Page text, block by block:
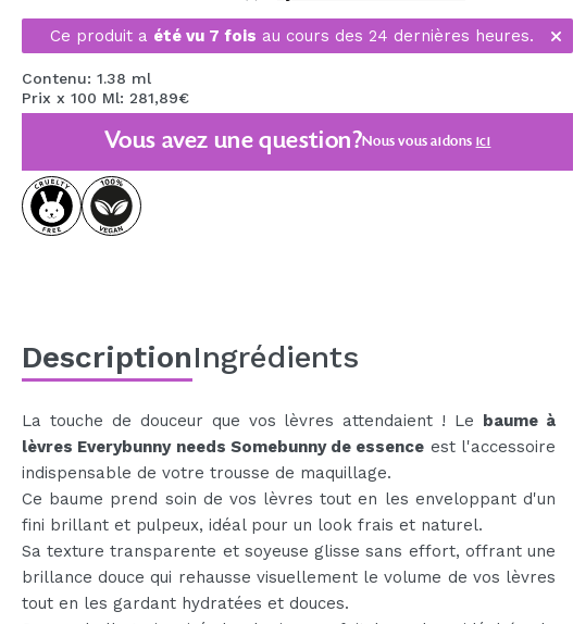
MAQUIFARMA
KOREA ZONE
TRAVEL SIZE
NATURE
OFFRES
BIENTÔT DISPONIBLE
Ce produit a été vu 7 fois au cours des 24 dernières heures.
Contenu: 1.38 ml
Prix x 100 Ml: 281,89€
Vous avez une question?Nous vous aidons ici
DescriptionIngrédients
La touche de douceur que vos lèvres attendaient ! Le baume à
lèvres Everybunny needs Somebunny de essence est l'accessoire
indispensable de votre trousse de maquillage.
Ce baume prend soin de vos lèvres tout en les enveloppant d'un
fini brillant et pulpeux, idéal pour un look frais et naturel.
Sa texture transparente et soyeuse glisse sans effort, offrant une
brillance douce qui rehausse visuellement le volume de vos lèvres
tout en les gardant hydratées et douces.